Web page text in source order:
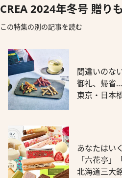
CREA 2024年冬号 贈り
この特集の別の記事を読む
間違いのな
御礼、帰省
東京・日本
あなたはい
「六花亭」
北海道三大